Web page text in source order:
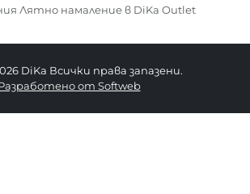
Лятно намаление в DiKa Outlet
DiKa Всички права запазени.
от Softweb